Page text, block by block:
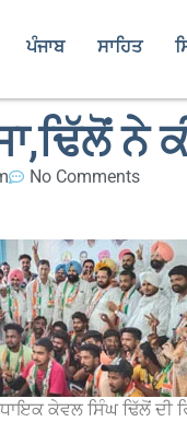
ਪੰਜਾਬ ਸਾਹਿਤ
ਨੇ
No Comments
ਕੇਵਲ ਸਿੰਘ ਢਿੱਲੋਂ ਦੀ